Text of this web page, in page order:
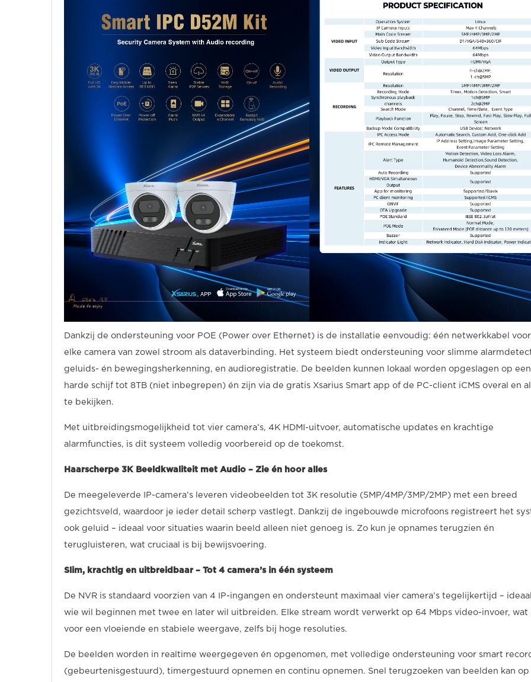
Dankzij de ondersteuning voor POE (Power over Ethernet) is de installatie eenvoudig: één netwerkkabel
elke camera van zowel stroom als dataverbinding. Het systeem biedt ondersteuning voor slimme
geluids- én bewegingsherkenning, en audioregistratie. De beelden kunnen lokaal worden opgeslagen op een
harde schijf tot 8TB (niet inbegrepen) én zijn via de gratis Xsarius Smart app of de PC-client iCMS overal en
te bekijken.
Met uitbreidingsmogelijkheid tot vier camera’s, 4K HDMI-uitvoer, automatische updates en krachtige
alarmfuncties, is dit systeem volledig voorbereid op de toekomst.
Haarscherpe 3K Beeldkwaliteit met Audio – Zie én hoor alles
De meegeleverde IP-camera’s leveren videobeelden tot 3K resolutie (5MP/4MP/3MP/2MP) met een breed
gezichtsveld, waardoor je ieder detail scherp vastlegt. Dankzij de ingebouwde microfoons registreert het
ook geluid – ideaal voor situaties waarin beeld alleen niet genoeg is. Zo kun je opnames terugzien én
terugluisteren, wat cruciaal is bij bewijsvoering.
Slim, krachtig en uitbreidbaar – Tot 4 camera’s in één systeem
De NVR is standaard voorzien van 4 IP-ingangen en ondersteunt maximaal vier camera’s tegelijkertijd –
wie wil beginnen met twee en later wil uitbreiden. Elke stream wordt verwerkt op 64 Mbps video-invoer, wat
voor een vloeiende en stabiele weergave, zelfs bij hoge resoluties.
De beelden worden in realtime weergegeven én opgenomen, met volledige ondersteuning voor smart
(gebeurtenisgestuurd), timergestuurd opnemen en continu opnemen. Snel terugzoeken van beelden kan op